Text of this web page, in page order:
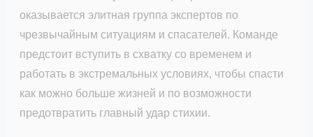
оказывается элитная группа экспертов по
чрезвычайным ситуациям и спасателей. Команде
предстоит вступить в схватку со временем и
работать в экстремальных условиях, чтобы спасти
как можно больше жизней и по возможности
предотвратить главный удар стихии.